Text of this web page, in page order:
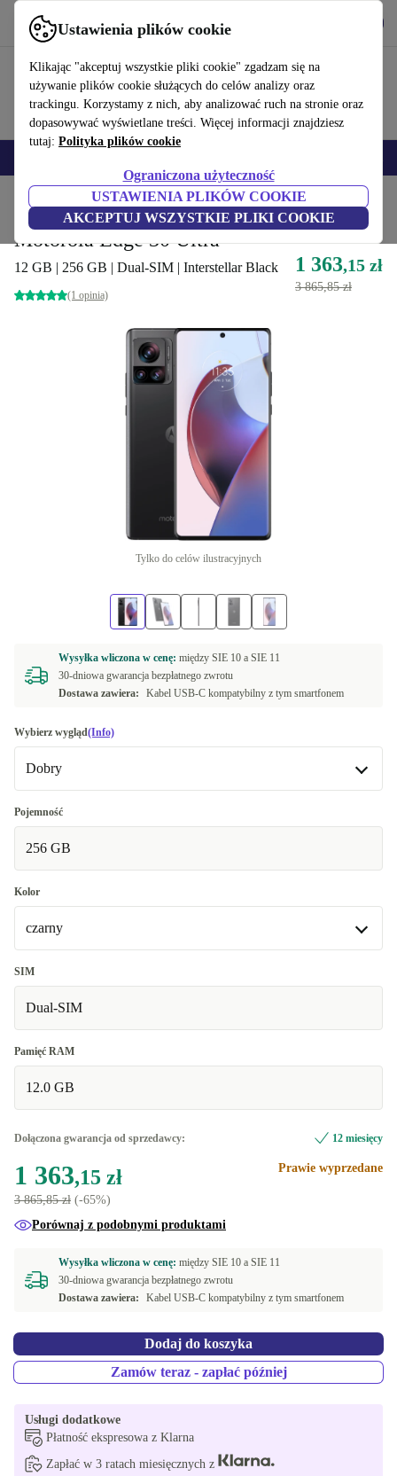
Ustawienia plików cookie
Klikając "akceptuj wszystkie pliki cookie" zgadzam się na
używanie plików cookie służących do celów analizy oraz
trackingu. Korzystamy z nich, aby analizować ruch na stronie oraz
dopasowywać wyświetlane treści. Więcej informacji znajdziesz
tutaj: Polityka plików cookie
Ograniczona użyteczność
USTAWIENIA PLIKÓW COOKIE
AKCEPTUJ WSZYSTKIE PLIKI COOKIE
Korzystaj z refurbed szybko i łatwo
Produkty Telefony i smartfony Telefony Motorola
Motorola Edge 30 Ultra
12 GB | 256 GB | Dual-SIM | Interstellar Black
(1 opinia)
1 363,15 zł
3 865,85 zł
Tylko do celów ilustracyjnych
Wysyłka wliczona w cenę: między SIE 10 a SIE 11
30-dniowa gwarancja bezpłatnego zwrotu
Dostawa zawiera:
Kabel USB-C kompatybilny z tym smartfonem
Wybierz wygląd(Info)
Dobry
Dobry
Bardzo dobry
Doskonały
Pojemność
256 GB
Kolor
czarny
czarny
Dostępne w innych wariantach
biały
SIM
Dual-SIM
Pamięć RAM
12.0 GB
Dołączona gwarancja od sprzedawcy: 12 miesięcy
1 363,15 zł
3 865,85 zł (-65%)
Prawie wyprzedane
Porównaj z podobnymi produktami
Wysyłka wliczona w cenę: między SIE 10 a SIE 11
30-dniowa gwarancja bezpłatnego zwrotu
Dostawa zawiera:
Kabel USB-C kompatybilny z tym smartfonem
Dodaj do koszyka
Zamów teraz - zapłać później
Usługi dodatkowe
Płatność ekspresowa z Klarna
Zapłać w 3 ratach miesięcznych z